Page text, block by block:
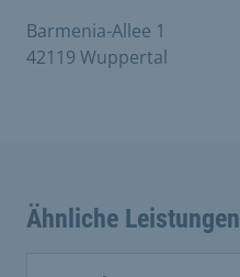
Barmenia-Allee 1
42119 Wuppertal
Ähnliche Leistungen